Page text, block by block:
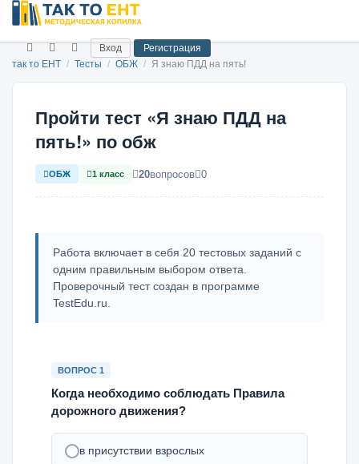
Вход
Регистрация
так то ЕНТ / Тесты / ОБЖ / Я знаю ПДД на пять!
Пройти тест «Я знаю ПДД на
пять!» по обж
ОБЖ 1 класс 20вопросов 0
Работа включает в себя 20 тестовых заданий с
одним правильным выбором ответа.
Проверочный тест создан в программе
TestEdu.ru.
ВОПРОС 1
Когда необходимо соблюдать Правила
дорожного движения?
в присутствии взрослых